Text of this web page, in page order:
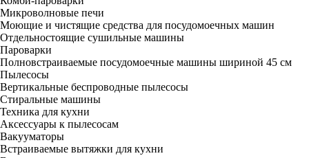
Микроволновые печи
Моющие и чистящие средства для посудомоечных машин
Отдельностоящие сушильные машины
Пароварки
Полновстраиваемые посудомоечные машины шириной 45 см
Пылесосы
Вертикальные беспроводные пылесосы
Стиральные машины
Техника для кухни
Аксессуары к пылесосам
Вакууматоры
Встраиваемые вытяжки для кухни